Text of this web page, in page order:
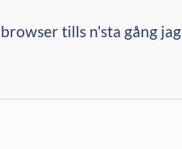
tills n'sta gång jag